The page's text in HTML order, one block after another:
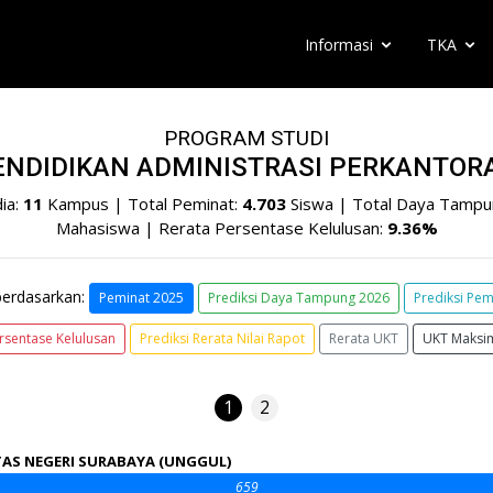
Informasi TKA
PROGRAM STUDI
ADMINISTRASI
11 Kampus | Total Peminat: 4.703 Siswa | Total Daya
Mahasiswa | Rerata Persentase Kelulusan: 9.36%
Peminat 2025 Prediksi Daya Tampung 2026 Prediksi
Kelulusan Prediksi Rerata Nilai Rapot Rerata UKT UKT
1 2
NEGERI SURABAYA (UNGGUL)
659